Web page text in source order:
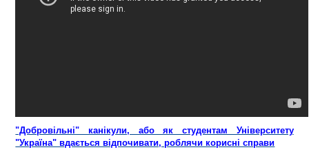
"Добровільні" канікули, або як студентам Університету
"Україна" вдається відпочивати, роблячи корисні справи